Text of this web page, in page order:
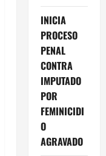
INICIA
PROCESO
PENAL
CONTRA
IMPUTADO
POR
FEMINICIDI
O
AGRAVADO